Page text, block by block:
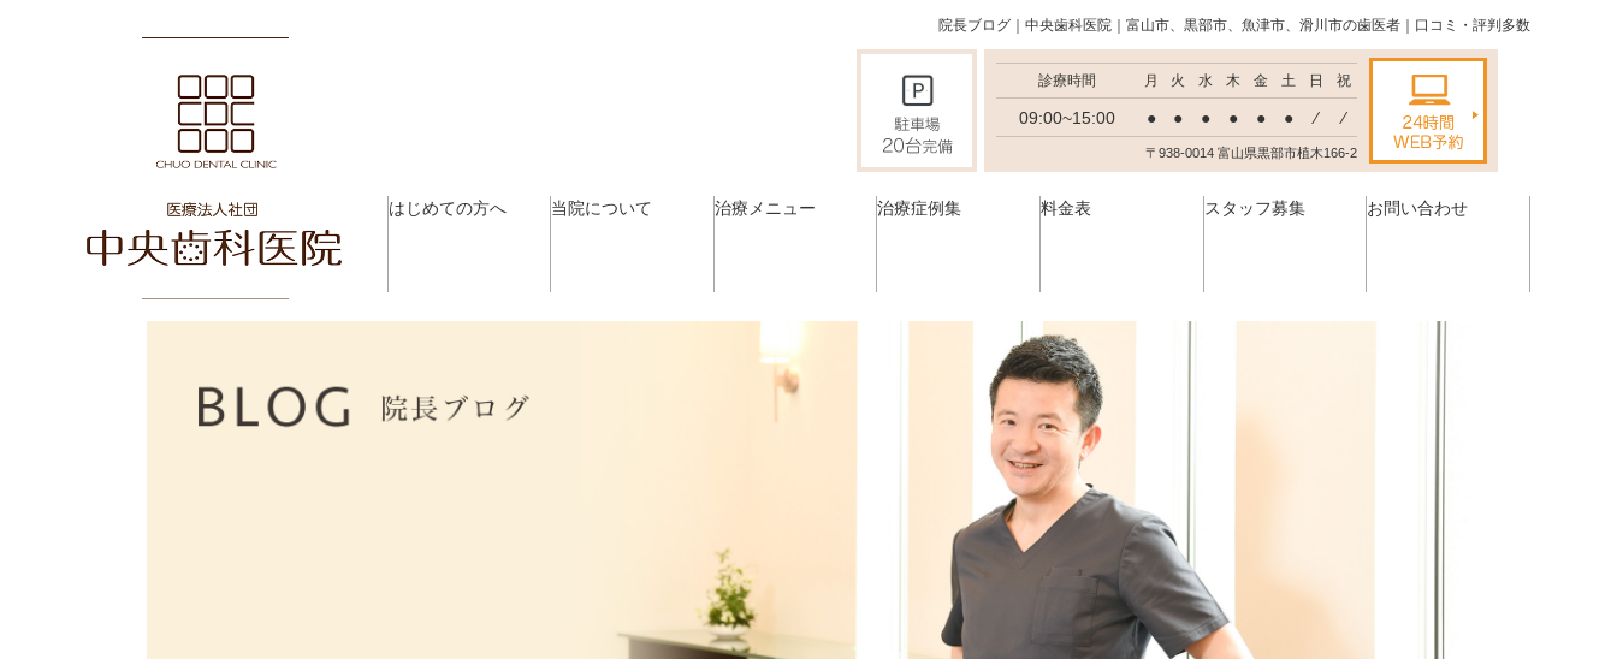
院長ブログ｜中央歯科医院｜富山市、黒部市、魚津市、滑川市の歯医者｜口コミ・評判多数
診療時間 月 火 水 木 金 土 日 祝
09:00~15:00 ● ● ● ● ● ● ⁄ ⁄
〒938-0014 富山県黒部市植木166-2
はじめての方へ 当院について 治療メニュー 治療症例集 料金表 スタッフ募集 お問い合わせ